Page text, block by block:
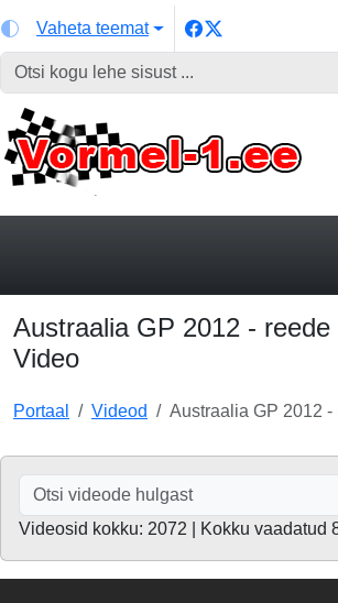
Vaheta teemat
Austraalia GP 2012 -
Video
Portaal Videod Austraalia GP 2012
Videosid kokku: 2072 | Kokku vaadatud